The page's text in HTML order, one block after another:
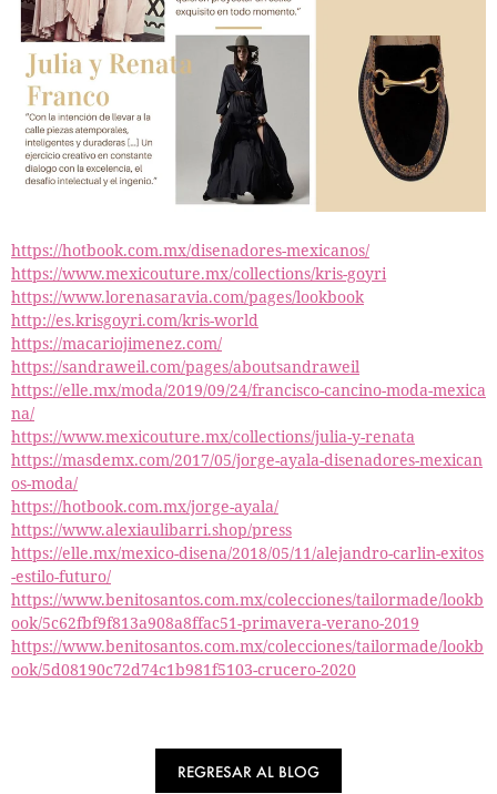
https://hotbook.com.mx/disenadores-mexicanos/
https://www.mexicouture.mx/collections/kris-goyri
https://www.lorenasaravia.com/pages/lookbook
http://es.krisgoyri.com/kris-world
https://macariojimenez.com/
https://sandraweil.com/pages/aboutsandraweil
https://elle.mx/moda/2019/09/24/francisco-cancino-moda-mexica
na/
https://www.mexicouture.mx/collections/julia-y-renata
https://masdemx.com/2017/05/jorge-ayala-disenadores-mexican
os-moda/
https://hotbook.com.mx/jorge-ayala/
https://www.alexiaulibarri.shop/press
https://elle.mx/mexico-disena/2018/05/11/alejandro-carlin-exitos
-estilo-futuro/
https://www.benitosantos.com.mx/colecciones/tailormade/lookb
ook/5c62fbf9f813a908a8ffac51-primavera-verano-2019
https://www.benitosantos.com.mx/colecciones/tailormade/lookb
ook/5d08190c72d74c1b981f5103-crucero-2020
REGRESAR AL BLOG